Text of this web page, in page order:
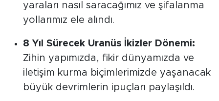
yaraları nasıl saracağımız ve şifalanma
yollarımız ele alındı.
8 Yıl Sürecek Uranüs İkizler Dönemi:
Zihin yapımızda, fikir dünyamızda ve
iletişim kurma biçimlerimizde yaşanacak
büyük devrimlerin ipuçları paylaşıldı.